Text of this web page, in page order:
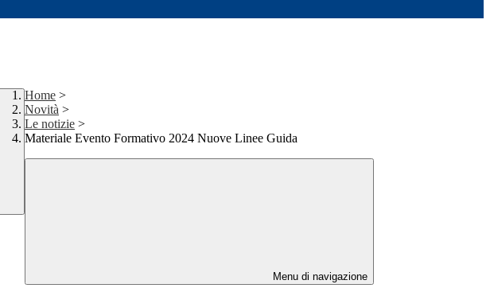
Home >
Novità >
Le notizie >
Materiale Evento Formativo 2024 Nuove Linee Guida
Menu di navigazione